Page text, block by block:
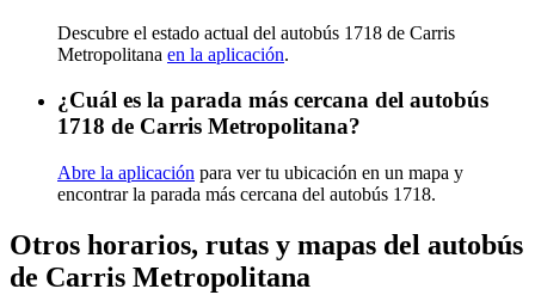
Descubre el estado actual del autobús 1718 de Carris
Metropolitana en la aplicación.
¿Cuál es la parada más cercana del autobús
1718 de Carris Metropolitana?
Abre la aplicación para ver tu ubicación en un mapa y
encontrar la parada más cercana del autobús 1718.
Otros horarios, rutas y mapas del autobús
de Carris Metropolitana